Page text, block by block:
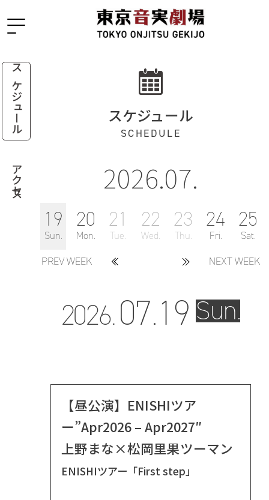
スケジュール
アクセス
スケジュール
SCHEDULE
2026.07.
PREV WEEK
19
Sun.
20
Mon.
21
Tue.
22
Wed.
23
Thu.
24
Fri.
25
Sat.
NEXT WEEK
2026.07.19 Sun.
【昼公演】ENISHIツア
ー”Apr2026 – Apr2027″
上野まな×松岡里果ツーマン
ENISHIツアー「First step」